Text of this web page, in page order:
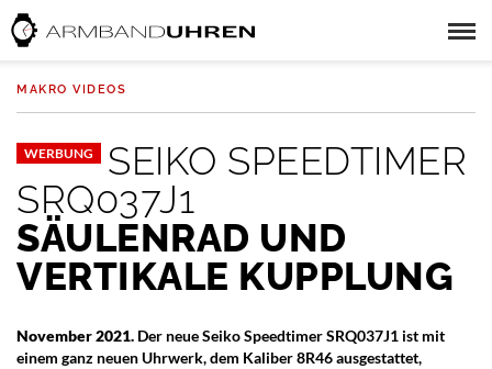
MAKRO VIDEOS
WERBUNG
SEIKO SPEEDTIMER
SRQ037J1
SÄULENRAD UND
VERTIKALE KUPPLUNG
November 2021. Der neue Seiko Speedtimer SRQ037J1 ist mit
einem ganz neuen Uhrwerk, dem Kaliber 8R46 ausgestattet,